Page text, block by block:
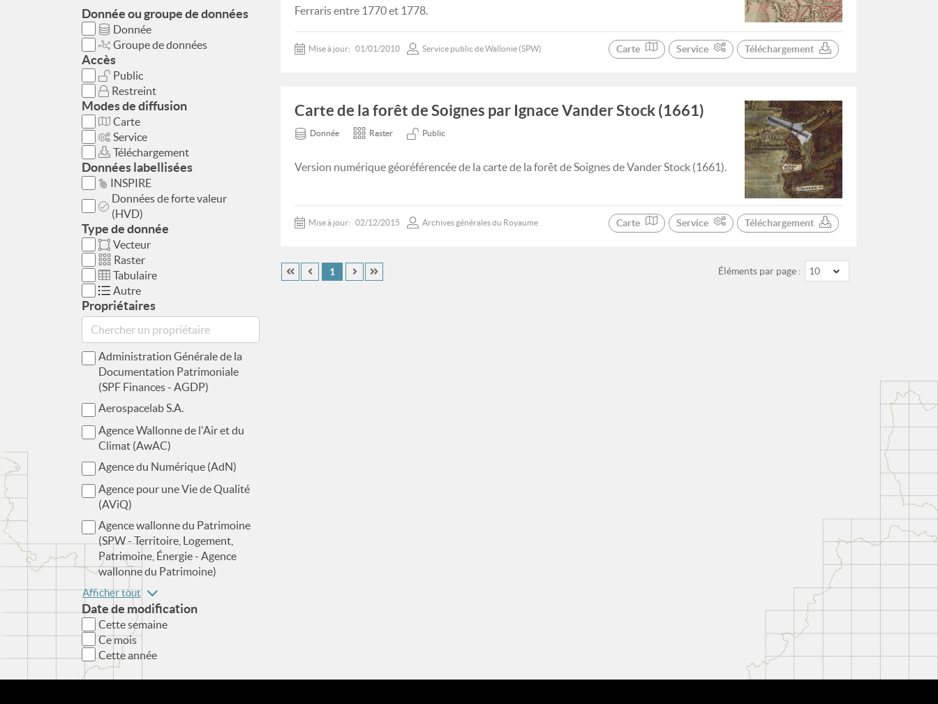
Donnée ou groupe de données
Donnée
Groupe de données
Accès
Public
Restreint
Modes de diffusion
Carte
Service
Téléchargement
Données labellisées
INSPIRE
Données de forte valeur
(HVD)
Type de donnée
Vecteur
Raster
Tabulaire
Autre
Propriétaires
Administration Générale de la
Documentation Patrimoniale
(SPF Finances - AGDP)
Aerospacelab S.A.
Agence Wallonne de l'Air et du
Climat (AwAC)
Agence du Numérique (AdN)
Agence pour une Vie de Qualité
(AViQ)
Agence wallonne du Patrimoine
(SPW - Territoire, Logement,
Patrimoine, Énergie - Agence
wallonne du Patrimoine)
Afficher tout
Date de modification
Cette semaine
Ce mois
Cette année
Ferraris entre 1770 et 1778.
Mise à jour: 01/01/2010 Service public de Wallonie (SPW) Carte Service Téléchargement
Carte de la forêt de Soignes par Ignace Vander Stock (1661)
Donnée Raster Public
Version numérique géoréférencée de la carte de la forêt de Soignes de Vander Stock (1661).
Mise à jour: 02/12/2015 Archives générales du Royaume Carte Service Téléchargement
Éléments par page : 10
1